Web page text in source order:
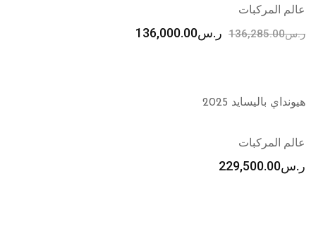
عالم المركبات
ر.س136,285.00 ر.س136,000.00
هيونداي باليسايد 2025
عالم المركبات
ر.س229,500.00